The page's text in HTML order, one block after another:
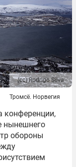
(сс) Rodrigo Silva
Тромсё. Норвегия
конференции,
нынешнего
обороны